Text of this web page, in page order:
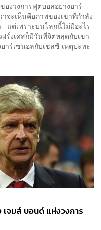
งวงการฟุตบอลอย่างอาร์
จะเห็นคือภาพของเขาที่กำลัง
แต่เพราะบนโลกนี้ไม่มีอะไร
รั่งเศสก็มีวันที่จิตหลุดกับเขา
าร์เซนอลกับเชลซี เหตุปะทะ
จมส์ บอนด์ แห่งวงการ